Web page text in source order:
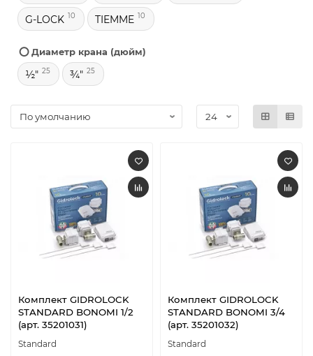
G-LOCK 10 TIEMME 10
⭕ Диаметр крана (дюйм)
½" 25 ¾" 25
Комплект GIDROLOCK
STANDARD BONOMI 1/2
(арт. 35201031)
Standard
Комплект GIDROLOCK
STANDARD BONOMI 3/4
(арт. 35201032)
Standard